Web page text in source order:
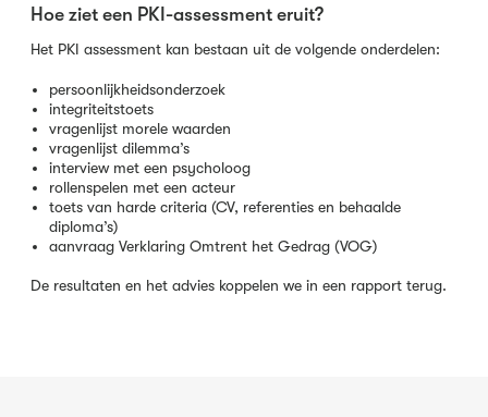
Hoe ziet een PKI-assessment eruit?
Het PKI assessment kan bestaan uit de volgende onderdelen:
persoonlijkheidsonderzoek
integriteitstoets
vragenlijst morele waarden
vragenlijst dilemma’s
interview met een psycholoog
rollenspelen met een acteur
toets van harde criteria (CV, referenties en behaalde
diploma’s)
aanvraag Verklaring Omtrent het Gedrag (VOG)
De resultaten en het advies koppelen we in een rapport terug.